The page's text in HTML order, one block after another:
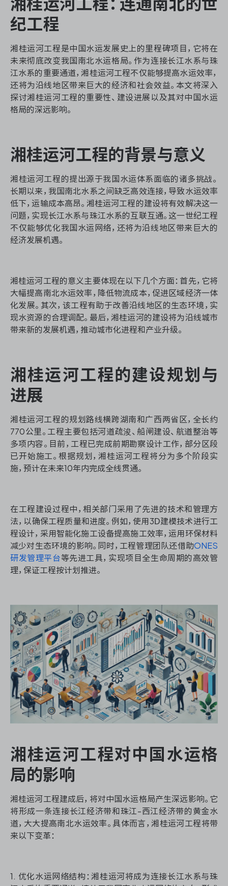
服务台和工单管理
IPD 研发管理
ASPICE 研发管理
ONES 资讯
ONES 资讯
湘桂运河工程：连通南北的世
纪工程
湘桂运河工程是中国水运发展史上的里程碑项目，它将在
未来彻底改变我国南北水运格局。作为连接长江水系与珠
江水系的重要通道，湘桂运河工程不仅能够提高水运效率，
还将为沿线地区带来巨大的经济和社会效益。本文将深入
探讨湘桂运河工程的重要性、建设进展以及其对中国水运
格局的深远影响。
湘桂运河工程的背景与意义
湘桂运河工程的提出源于我国水运体系面临的诸多挑战。
长期以来，我国南北水系之间缺乏高效连接，导致水运效率
低下，运输成本高昂。湘桂运河工程的建设将有效解决这一
问题，实现长江水系与珠江水系的互联互通。这一世纪工程
不仅能够优化我国水运网络，还将为沿线地区带来巨大的
经济发展机遇。
湘桂运河工程的意义主要体现在以下几个方面：首先，它将
大幅提高南北水运效率，降低物流成本，促进区域经济一体
化发展。其次，该工程有助于改善沿线地区的生态环境，实
现水资源的合理调配。最后，湘桂运河的建设将为沿线城市
带来新的发展机遇，推动城市化进程和产业升级。
湘桂运河工程的建设规划与
进展
湘桂运河工程的规划路线横跨湖南和广西两省区，全长约
770公里。工程主要包括河道疏浚、船闸建设、航道整治等
多项内容。目前，工程已完成前期勘察设计工作，部分区段
已开始施工。根据规划，湘桂运河工程将分为多个阶段实
施，预计在未来10年内完成全线贯通。
在工程建设过程中，相关部门采用了先进的技术和管理方
法，以确保工程质量和进度。例如，使用3D建模技术进行工
程设计，采用智能化施工设备提高施工效率，运用环保材料
减少对生态环境的影响。同时，工程管理团队还借助ONES
研发管理平台等先进工具，实现项目全生命周期的高效管
理，保证工程按计划推进。
湘桂运河工程对中国水运格
局的影响
湘桂运河工程建成后，将对中国水运格局产生深远影响。它
将形成一条连接长江经济带和珠江-西江经济带的黄金水
道，大大提高南北水运效率。具体而言，湘桂运河工程将带
来以下变革：
1. 优化水运网络结构：湘桂运河将成为连接长江水系与珠